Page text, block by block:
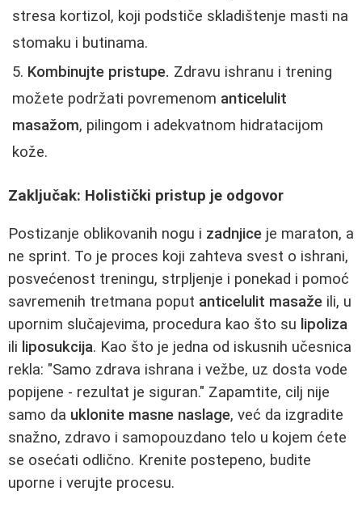
stresa kortizol, koji podstiče skladištenje masti na
stomaku i butinama.
Kombinujte pristupe. Zdravu ishranu i trening
možete podržati povremenom anticelulit
masažom, pilingom i adekvatnom hidratacijom
kože.
Zaključak: Holistički pristup je odgovor
Postizanje oblikovanih nogu i zadnjice je maraton, a
ne sprint. To je proces koji zahteva svest o ishrani,
posvećenost treningu, strpljenje i ponekad i pomoć
savremenih tretmana poput anticelulit masaže ili, u
upornim slučajevima, procedura kao što su lipoliza
ili liposukcija. Kao što je jedna od iskusnih učesnica
rekla: "Samo zdrava ishrana i vežbe, uz dosta vode
popijene - rezultat je siguran." Zapamtite, cilj nije
samo da uklonite masne naslage, već da izgradite
snažno, zdravo i samopouzdano telo u kojem ćete
se osećati odlično. Krenite postepeno, budite
uporne i verujte procesu.